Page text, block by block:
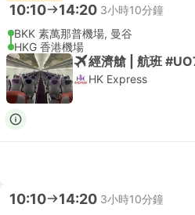
10:10 14:20 3小時10分鐘
BKK 素萬那普機場, 曼谷
HKG 香港機場
經濟艙 | 航班
HK Express
10:10 14:20 3小時10分鐘